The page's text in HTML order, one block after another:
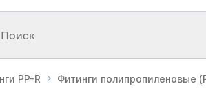
Поиск
PP-R Фитинги полипропиленовые